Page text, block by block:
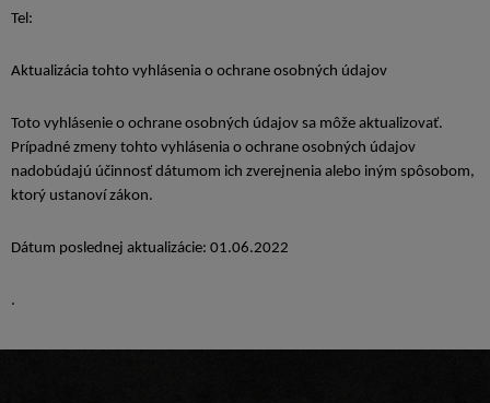
Tel:
Aktualizácia tohto vyhlásenia o ochrane osobných údajov
Toto vyhlásenie o ochrane osobných údajov sa môže aktualizovať.
Prípadné zmeny tohto vyhlásenia o ochrane osobných údajov
nadobúdajú účinnosť dátumom ich zverejnenia alebo iným spôsobom,
ktorý ustanoví zákon.
Dátum poslednej aktualizácie: 01.06.2022
.